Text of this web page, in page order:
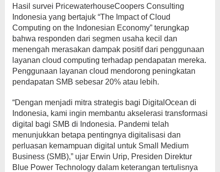
Hasil survei PricewaterhouseCoopers Consulting
Indonesia yang bertajuk “The Impact of Cloud
Computing on the Indonesian Economy” terungkap
bahwa responden dari segmen usaha kecil dan
menengah merasakan dampak positif dari penggunaan
layanan cloud computing terhadap pendapatan mereka.
Penggunaan layanan cloud mendorong peningkatan
pendapatan SMB sebesar 20% atau lebih.
“Dengan menjadi mitra strategis bagi DigitalOcean di
Indonesia, kami ingin membantu akselerasi transformasi
digital bagi SMB di Indonesia. Pandemi telah
menunjukkan betapa pentingnya digitalisasi dan
perluasan kemampuan digital untuk Small Medium
Business (SMB),” ujar Erwin Urip, Presiden Direktur
Blue Power Technology dalam keterangan tertulisnya